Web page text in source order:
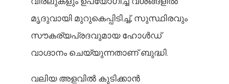
മൃദുവായി മുറുകെപ്പിടിച്ച്, സുസ്ഥിരവും
സൗകര്യപ്രദവുമായ ഹോൾഡ്
വാഗ്ദാനം ചെയ്യുന്നതാണ് ബുദ്ധി.
വലിയ അളവിൽ കുടിക്കാൻ